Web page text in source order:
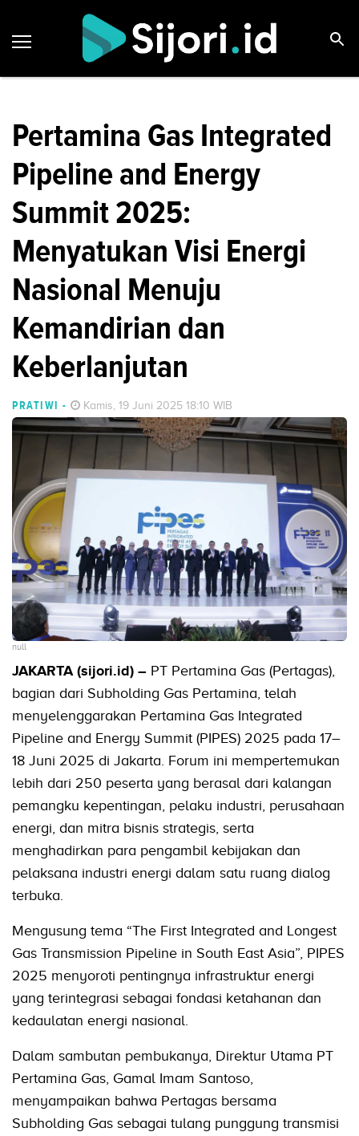
Pertamina Gas Integrated
Pipeline and Energy
Summit 2025:
Menyatukan Visi Energi
Nasional Menuju
Kemandirian dan
Keberlanjutan
PRATIWI - Kamis, 19 Juni 2025 18:10 WIB
null
JAKARTA (sijori.id) – PT Pertamina Gas (Pertagas),
bagian dari Subholding Gas Pertamina, telah
menyelenggarakan Pertamina Gas Integrated
Pipeline and Energy Summit (PIPES) 2025 pada 17–
18 Juni 2025 di Jakarta. Forum ini mempertemukan
lebih dari 250 peserta yang berasal dari kalangan
pemangku kepentingan, pelaku industri, perusahaan
energi, dan mitra bisnis strategis, serta
menghadirkan para pengambil kebijakan dan
pelaksana industri energi dalam satu ruang dialog
terbuka.
Mengusung tema “The First Integrated and Longest
Gas Transmission Pipeline in South East Asia”, PIPES
2025 menyoroti pentingnya infrastruktur energi
yang terintegrasi sebagai fondasi ketahanan dan
kedaulatan energi nasional.
Dalam sambutan pembukanya, Direktur Utama PT
Pertamina Gas, Gamal Imam Santoso,
menyampaikan bahwa Pertagas bersama
Subholding Gas sebagai tulang punggung transmisi